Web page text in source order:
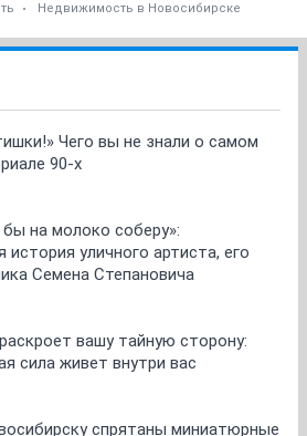
Недвижимость в Новосибирске
Чего вы не знали о самом
90-х
на молоко соберу»:
история уличного артиста, его
Семена Степановича
вашу тайную сторону:
сила живет внутри вас
спрятаны миниатюрные